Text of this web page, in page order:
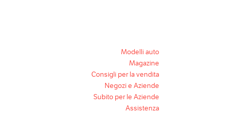
Modelli auto
Magazine
Consigli per la vendita
Negozi e Aziende
Subito per le Aziende
Assistenza